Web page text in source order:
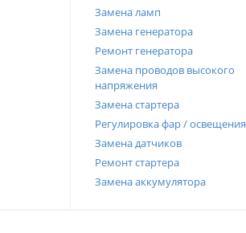
Замена ламп
Замена генератора
Ремонт генератора
Замена проводов высокого
напряжения
Замена стартера
Регулировка фар / освещения
Замена датчиков
Ремонт стартера
Замена аккумулятора